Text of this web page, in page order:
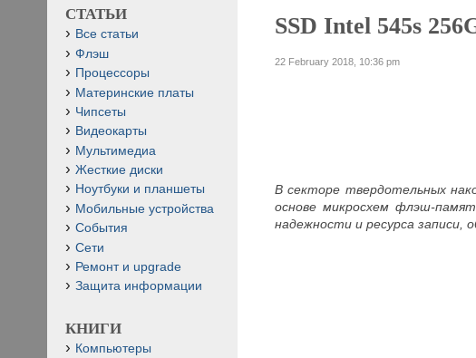
SSD Intel 545s
22 February 2018, 10:36 pm
В секторе твердотельных
основе микросхем флэш-
надежности и ресурса записи,
СТАТЬИ
Все статьи
Флэш
Процессоры
Материнские платы
Чипсеты
Видеокарты
Мультимедиа
Жесткие диски
Ноутбуки и планшеты
Мобильные устройства
События
Сети
Ремонт и upgrade
Защита информации
КНИГИ
Компьютеры